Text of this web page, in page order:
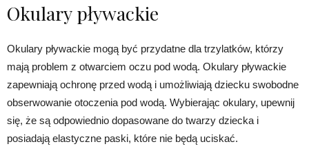
Okulary pływackie
Okulary pływackie mogą być przydatne dla trzylatków, którzy
mają problem z otwarciem oczu pod wodą. Okulary pływackie
zapewniają ochronę przed wodą i umożliwiają dziecku swobodne
obserwowanie otoczenia pod wodą. Wybierając okulary, upewnij
się, że są odpowiednio dopasowane do twarzy dziecka i
posiadają elastyczne paski, które nie będą uciskać.